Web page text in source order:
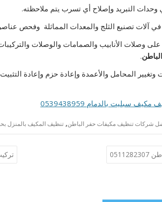
التبريد وإصلاح أي تسرب يتم ملاحظته.
آلات تصنيع الثلج والمعدات المماثلة وفحص
على وصلات الأنابيب والصمامات والوصلات
.
المحامل والأعمدة وإعادة حزم وإعادة التثبيت
سبليت بالدمام 0539438959
شركات تنظيف مكيفات حفر الباطن, تنظيف المكيف بالمنزل